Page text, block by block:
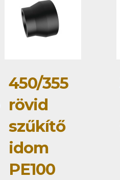
450/355
rövid
szűkítő
idom
PE100